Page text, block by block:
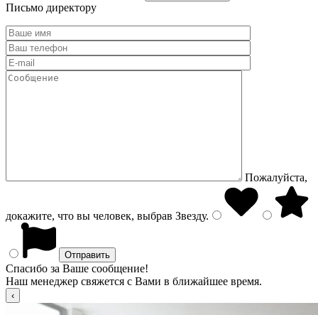
Письмо директору
Пожалуйста,
докажите, что вы человек, выбрав Звезду.
Спасибо за Ваше сообщение!
Наш менеджер свяжется с Вами в ближайшее время.